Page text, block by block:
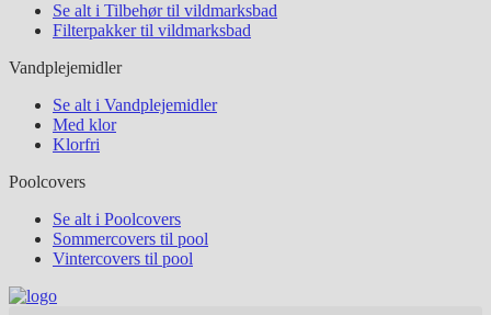
Se alt i Tilbehør til vildmarksbad
Filterpakker til vildmarksbad
Vandplejemidler
Se alt i Vandplejemidler
Med klor
Klorfri
Poolcovers
Se alt i Poolcovers
Sommercovers til pool
Vintercovers til pool